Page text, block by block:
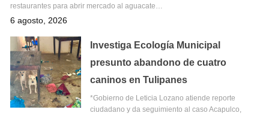
restaurantes para abrir mercado al aguacate…
6 agosto, 2026
Investiga Ecología Municipal
presunto abandono de cuatro
caninos en Tulipanes
*Gobierno de Leticia Lozano atiende reporte
ciudadano y da seguimiento al caso Acapulco,